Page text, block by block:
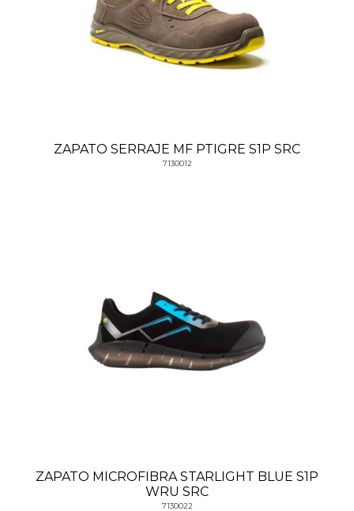
ZAPATO SERRAJE MF PTIGRE S1P SRC
7130012
ZAPATO MICROFIBRA STARLIGHT BLUE S1P
WRU SRC
7130022